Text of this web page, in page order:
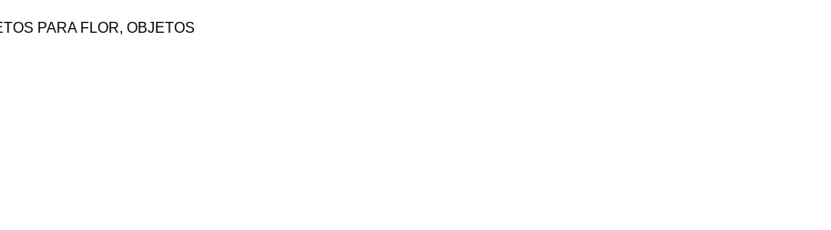
PARA FLOR, OBJETOS